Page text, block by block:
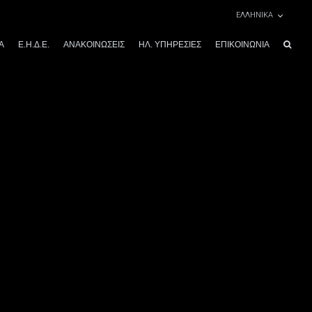
ΕΛΛΗΝΙΚΑ
Ε.Η.Δ.Ε. ΑΝΑΚΟΙΝΏΣΕΙΣ ΗΛ. ΥΠΗΡΕΣΊΕΣ ΕΠΙΚΟΙΝΩΝΊΑ